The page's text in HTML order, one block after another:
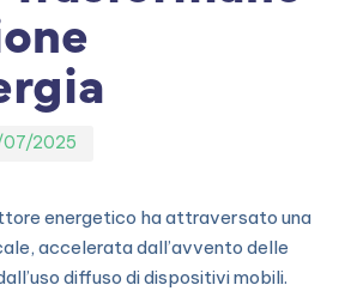
2025
energetico ha attraversato una
accelerata dall’avvento delle
diffuso di dispositivi mobili.